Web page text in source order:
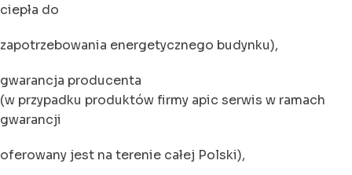
ciepła do
zapotrzebowania energetycznego budynku),
gwarancja producenta
(w przypadku produktów firmy apic serwis w ramach
gwarancji
oferowany jest na terenie całej Polski),